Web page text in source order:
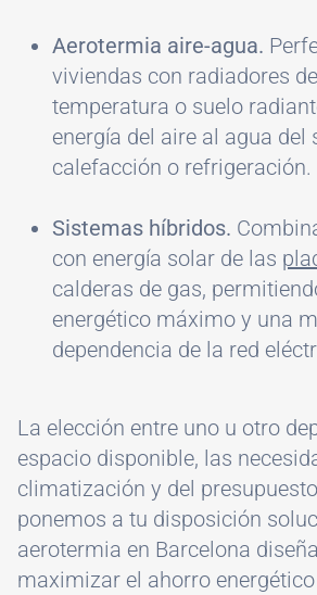
Aerotermia aire-agua.
viviendas con radiadores
temperatura o suelo
energía del aire al agua del
calefacción o refrigeración.
Sistemas híbridos.
con energía solar de las
calderas de gas,
energético máximo y una
dependencia de la red
La elección entre uno u otro
espacio disponible, las
climatización y del
ponemos a tu disposición
aerotermia en Barcelona
maximizar el ahorro